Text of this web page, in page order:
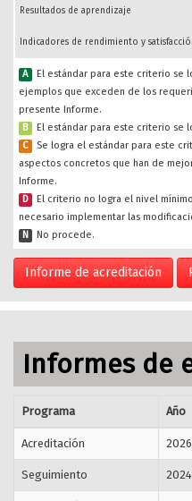
Resultados de aprendizaje
Indicadores de rendimiento y
A
El estándar para este criterio se
ejemplos que exceden de los
presente Informe.
B
El estándar para este criterio se
C
Se logra el estándar para este
aspectos concretos que han de
Informe.
D
El criterio no logra el nivel
necesario implementar las
N
No procede.
Informe de acreditación
Informes de
Programa Año
Acreditación 2026
Seguimiento 2024